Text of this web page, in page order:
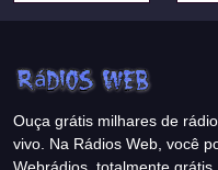
Ouça grátis milhares de
vivo. Na Rádios Web, você